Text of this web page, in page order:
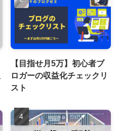
【目指せ月5万】初心者ブ
ロガーの収益化チェックリ
スト